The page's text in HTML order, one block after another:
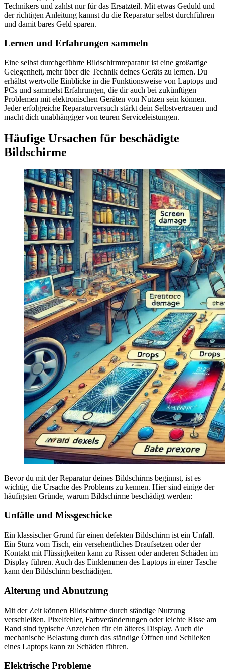
Technikers und zahlst nur für das Ersatzteil. Mit etwas Geduld und
der richtigen Anleitung kannst du die Reparatur selbst durchführen
und damit bares Geld sparen.
Lernen und Erfahrungen sammeln
Eine selbst durchgeführte Bildschirmreparatur ist eine großartige
Gelegenheit, mehr über die Technik deines Geräts zu lernen. Du
erhältst wertvolle Einblicke in die Funktionsweise von Laptops und
PCs und sammelst Erfahrungen, die dir auch bei zukünftigen
Problemen mit elektronischen Geräten von Nutzen sein können.
Jeder erfolgreiche Reparaturversuch stärkt dein Selbstvertrauen und
macht dich unabhängiger von teuren Serviceleistungen.
Häufige Ursachen für beschädigte
Bildschirme
Bevor du mit der Reparatur deines Bildschirms beginnst, ist es
wichtig, die Ursache des Problems zu kennen. Hier sind einige der
häufigsten Gründe, warum Bildschirme beschädigt werden:
Unfälle und Missgeschicke
Ein klassischer Grund für einen defekten Bildschirm ist ein Unfall.
Ein Sturz vom Tisch, ein versehentliches Draufsetzen oder der
Kontakt mit Flüssigkeiten kann zu Rissen oder anderen Schäden im
Display führen. Auch das Einklemmen des Laptops in einer Tasche
kann den Bildschirm beschädigen.
Alterung und Abnutzung
Mit der Zeit können Bildschirme durch ständige Nutzung
verschleißen. Pixelfehler, Farbveränderungen oder leichte Risse am
Rand sind typische Anzeichen für ein älteres Display. Auch die
mechanische Belastung durch das ständige Öffnen und Schließen
eines Laptops kann zu Schäden führen.
Elektrische Probleme